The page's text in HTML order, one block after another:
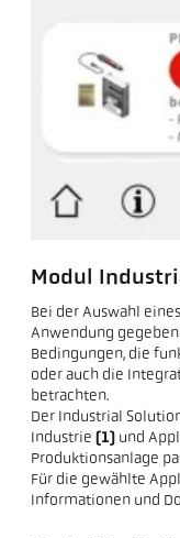
Modul
Bei der Auswahl
Anwendung
Bedingungen, die
oder auch die
betrachten.
Der Industrial
Industrie(1) und
Produktionsanlage
Für die gewählte
Informationen und